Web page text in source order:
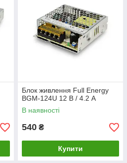
Блок живлення Full Energy
BGM-124U 12 В / 4.2 А
В наявності
540 ₴
Купити